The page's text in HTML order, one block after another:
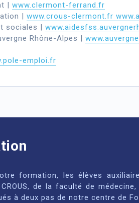
| www.clermont-ferrand.fr
| www.crous-clermont.fr
sociales |
Rhône-Alpes |
emploi.fr
formation, les élèves
de la faculté de
à deux pas de notre centre de